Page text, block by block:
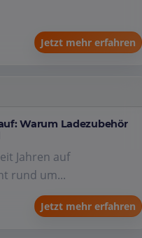
Jetzt mehr erfahren
Warum Ladezubehör
Jahren auf
rund um...
Jetzt mehr erfahren